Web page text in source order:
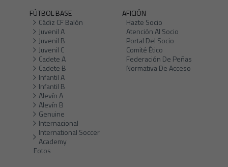
FÚTBOL BASE
Cádiz CF Balón
Juvenil A
Juvenil B
Juvenil C
Cadete A
Cadete B
Infantil A
Infantil B
Alevín A
Alevín B
Genuine
Internacional
International Soccer
Academy
Fotos
AFICIÓN
Hazte Socio
Atención Al Socio
Portal Del Socio
Comité Ético
Federación De Peñas
Normativa De Acceso